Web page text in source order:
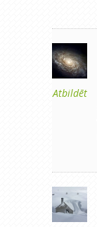
Atbildēt